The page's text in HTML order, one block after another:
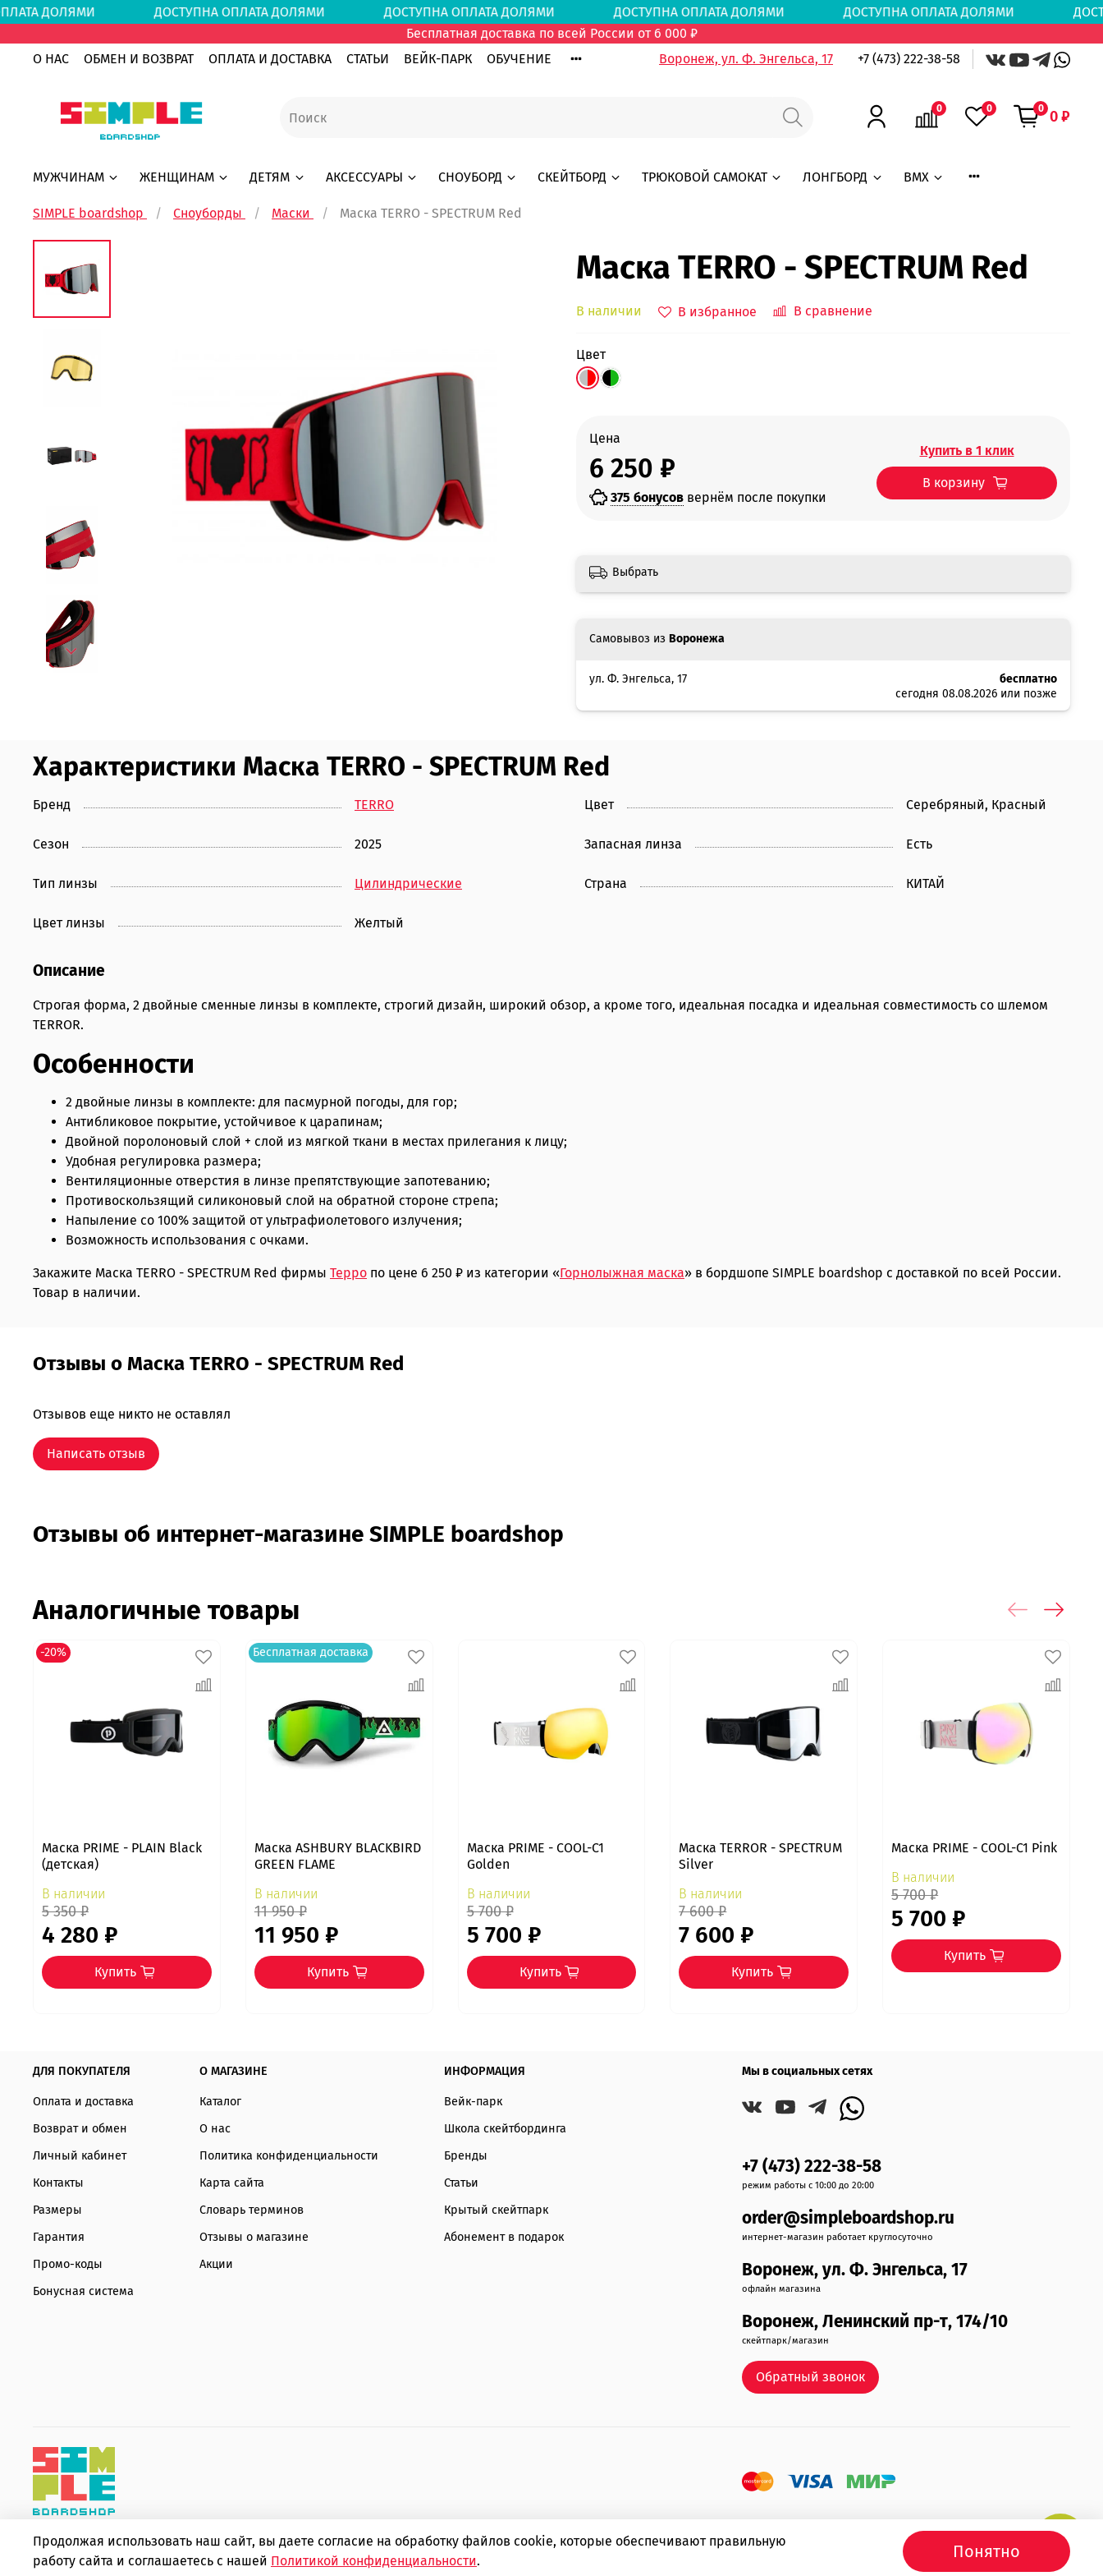
ДОЛЯМИ ДОСТУПНА ОПЛАТА ДОЛЯМИ ДОСТУПНА ОПЛАТА ДОЛЯМИ ДОСТУПНА ОПЛАТА ДОЛЯМИ ДОСТУПНА ОПЛАТА ДОЛЯМИ
Бесплатная доставка по всей России от 6 000 ₽
О НАС
ОБМЕН И ВОЗВРАТ ОПЛАТА И ДОСТАВКА СТАТЬИ ВЕЙК-ПАРК ОБУЧЕНИЕ Воронеж, ул. Ф. Энгельса, 17 +7 (473) 222-38-58
0 0 0 0 ₽
МУЖЧИНАМ ЖЕНЩИНАМ ДЕТЯМ АКСЕССУАРЫ СНОУБОРД СКЕЙТБОРД ТРЮКОВОЙ САМОКАТ ЛОНГБОРД BMX
SIMPLE boardshop Сноуборды Маски Маска TERRO - SPECTRUM Red
Маска TERRO - SPECTRUM Red
В наличии В избранное В сравнение
цвет
Цена
6 250 ₽
375 бонусов вернём после покупки
Купить в 1 клик
В корзину
Самовывоз из Воронежа
ул. Ф. Энгельса, 17
бесплатно
сегодня 08.08.2026 или позже
Выбрать
Характеристики Маска TERRO - SPECTRUM Red
Бренд TERRO Цвет Серебряный, Красный
Сезон 2025 Запасная линза Есть
Тип линзы Цилиндрические Страна КИТАЙ
Цвет линзы Желтый
Описание
Строгая форма, 2 двойные сменные линзы в комплекте, строгий дизайн, широкий обзор, а кроме того, идеальная посадка и идеальная совместимость со шлемом
TERROR.
Особенности
2 двойные линзы в комплекте: для пасмурной погоды, для гор;
Антибликовое покрытие, устойчивое к царапинам;
Двойной поролоновый слой + слой из мягкой ткани в местах прилегания к лицу;
Удобная регулировка размера;
Вентиляционные отверстия в линзе препятствующие запотеванию;
Противоскользящий силиконовый слой на обратной стороне стрепа;
Напыление со 100% защитой от ультрафиолетового излучения;
Возможность использования с очками.
Закажите Маска TERRO - SPECTRUM Red фирмы Терро по цене 6 250 ₽ из категории «Горнолыжная маска» в бордшопе SIMPLE boardshop с доставкой по всей России.
Товар в наличии.
Отзывы о Маска TERRO - SPECTRUM Red
Отзывов еще никто не оставлял
Написать отзыв
Отзывы об интернет-магазине SIMPLE boardshop
Аналогичные товары
-20%
Маска PRIME - PLAIN Black
(детская)
В наличии
5 350 ₽
4 280 ₽
Купить
Бесплатная доставка
Маска ASHBURY BLACKBIRD
GREEN FLAME
В наличии
11 950 ₽
11 950 ₽
Купить
Маска PRIME - COOL-C1
Golden
В наличии
5 700 ₽
5 700 ₽
Купить
Маска TERROR - SPECTRUM
Silver
В наличии
7 600 ₽
7 600 ₽
Купить
Маска PRIME - COOL-C1 Pink
В наличии
5 700 ₽
5 700 ₽
Купить
ДЛЯ ПОКУПАТЕЛЯ
Оплата и доставка
Возврат и обмен
Личный кабинет
Контакты
Размеры
Гарантия
Промо-коды
Бонусная система
О МАГАЗИНЕ
Каталог
О нас
Политика конфиденциальности
Карта сайта
Словарь терминов
Отзывы о магазине
Акции
ИНФОРМАЦИЯ
Вейк-парк
Школа скейтбординга
Бренды
Статьи
Крытый скейтпарк
Абонемент в подарок
Мы в социальных сетях
+7 (473) 222-38-58
режим работы с 10:00 до 20:00
order@simpleboardshop.ru
интернет-магазин работает круглосуточно
Воронеж, ул. Ф. Энгельса, 17
офлайн магазина
Воронеж, Ленинский пр-т, 174/10
скейтпарк/магазин
Обратный звонок
Copyright © 2010 - 2026 Интернет-магазин товаров для экстремальных видов спорта SIMPLE boardshop
ИП Шаповалов Дмитрий Александрович ИНН 366319502443 ОГРНИП 310366823500102
Продвижение сайта -Иванов Егор
Продолжая использовать наш сайт, вы даете согласие на обработку файлов cookie, которые обеспечивают правильную
работу сайта и соглашаетесь с нашей Политикой конфиденциальности. Понятно